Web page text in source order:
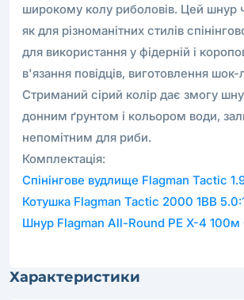
широкому колу риболовів. Цей шнур
як для різноманітних стилів
для використання у фідерній і
в'язання повідців, виготовлення шок-
Стриманий сірий колір дає змогу
донним ґрунтом і кольором води,
непомітним для риби.
Комплектація:
Cпінінговe вудлище Flagman Tactic
Котушка Flagman Tactic 2000 1BB
Шнур Flagman All-Round PE X-4
Характеристики